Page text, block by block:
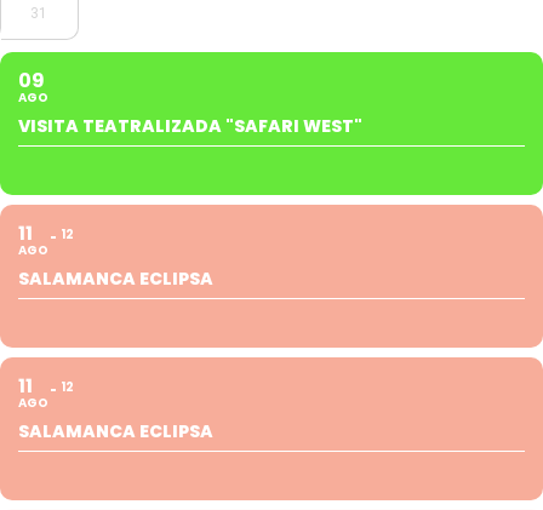
31
09
AGO
VISITA TEATRALIZADA "SAFARI WEST"
11
AGO
12
SALAMANCA ECLIPSA
11
AGO
12
SALAMANCA ECLIPSA